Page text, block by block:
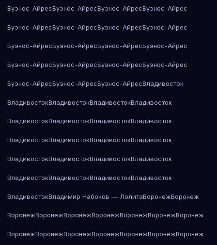
Буэнос-АйресБуэнос-АйресБуэнос-АйресБуэнос-Айрес
Буэнос-АйресБуэнос-АйресБуэнос-АйресБуэнос-Айрес
Буэнос-АйресБуэнос-АйресБуэнос-АйресБуэнос-Айрес
Буэнос-АйресБуэнос-АйресБуэнос-АйресБуэнос-Айрес
Буэнос-АйресБуэнос-АйресБуэнос-АйресВладивосток
ВладивостокВладивостокВладивостокВладивосток
ВладивостокВладивостокВладивостокВладивосток
ВладивостокВладивостокВладивостокВладивосток
ВладивостокВладивостокВладивостокВладивосток
ВладивостокВладивостокВладивостокВладивосток
ВладивостокВладимир Набоков — ЛолитаВоронежВоронеж
ВоронежВоронежВоронежВоронежВоронежВоронежВоронеж
ВоронежВоронежВоронежВоронежВоронежВоронежВоронеж